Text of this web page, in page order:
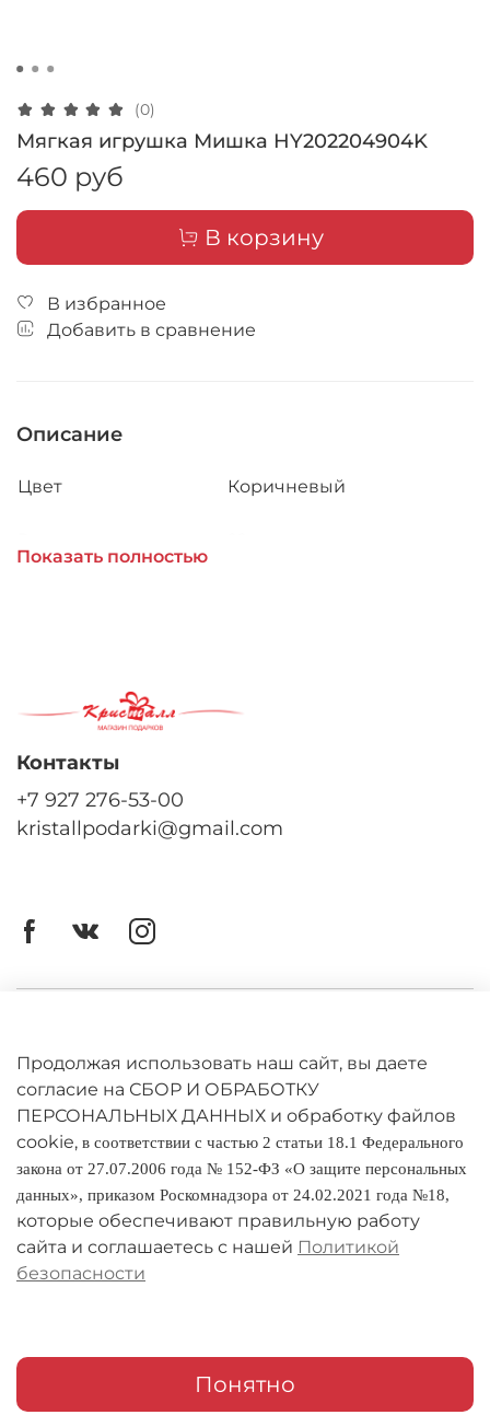
(0)
Мягкая игрушка Мишка HY202204904K
460 руб
В корзину
В избранное
Добавить в сравнение
Описание
Цвет Коричневый
Показать полностью
Оферта
Политика конфиденциальности
Оплата и доставка
Условия обмена и возврата
Реквизиты
Контакты
+7 927 276-53-00
kristallpodarki@gmail.com
Продолжая использовать наш сайт, вы даете
согласие на СБОР И ОБРАБОТКУ
ПЕРСОНАЛЬНЫХ ДАННЫХ и обработку файлов
cookie, в соответствии с частью 2 статьи 18.1 Федерального
закона от 27.07.2006 года № 152-ФЗ «О защите персональных
данных», приказом Роскомнадзора от 24.02.2021 года №18,
которые обеспечивают правильную работу
сайта и соглашаетесь с нашей Политикой
безопасности
Понятно